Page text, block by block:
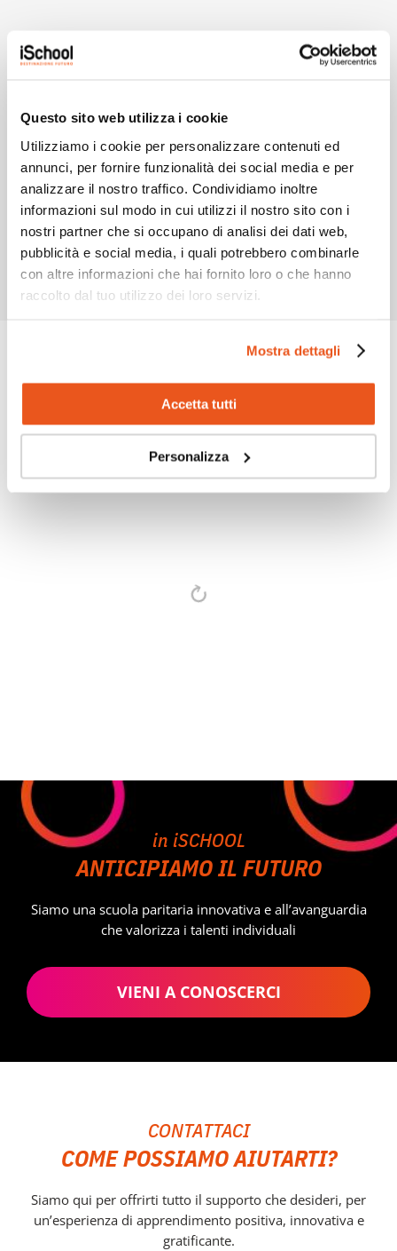
Questo sito web utilizza i cookie
Utilizziamo i cookie per personalizzare contenuti ed
annunci, per fornire funzionalità dei social media e per
analizzare il nostro traffico. Condividiamo inoltre
informazioni sul modo in cui utilizzi il nostro sito con i
nostri partner che si occupano di analisi dei dati web,
pubblicità e social media, i quali potrebbero combinarle
con altre informazioni che hai fornito loro o che hanno
raccolto dal tuo utilizzo dei loro servizi.
Mostra dettagli
Accetta tutti
Personalizza
Percorsi PCTO
Nel triennio gli studenti dell’Istituto Tecnico Grafica e
Comunicazione svolgono 150 ore di percorsi PCTO.
GRAFICA E COMUNICAZIONE
in iSCHOOL
ANTICIPIAMO IL FUTURO
Siamo una scuola paritaria innovativa e all’avanguardia
che valorizza i talenti individuali
VIENI A CONOSCERCI
CONTATTACI
COME POSSIAMO AIUTARTI?
Siamo qui per offrirti tutto il supporto che desideri, per
un’esperienza di apprendimento positiva, innovativa e
gratificante.